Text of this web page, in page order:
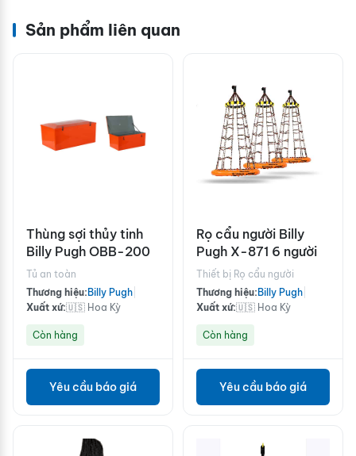
Sản phẩm liên quan
Thùng sợi thủy tinh
Billy Pugh OBB-200
Tủ an toàn
Thương hiệu: Billy Pugh
Xuất xứ:🇺🇸 Hoa Kỳ
Còn hàng
Yêu cầu báo giá
Rọ cẩu người Billy
Pugh X-871 6 người
Thiết bị Rọ cẩu người
Thương hiệu: Billy Pugh
Xuất xứ:🇺🇸 Hoa Kỳ
Còn hàng
Yêu cầu báo giá